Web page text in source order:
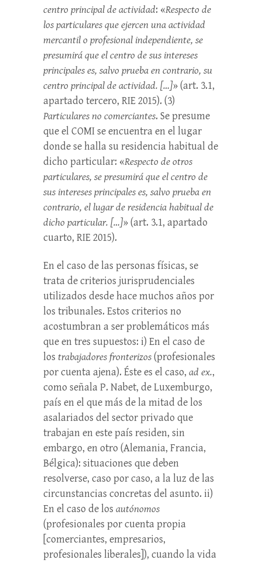
centro principal de actividad: «Respecto de
los particulares que ejercen una actividad
mercantil o profesional independiente, se
presumirá que el centro de sus intereses
principales es, salvo prueba en contrario, su
centro principal de actividad. […]» (art. 3.1,
apartado tercero, RIE 2015). (3)
Particulares no comerciantes. Se presume
que el COMI se encuentra en el lugar
donde se halla su residencia habitual de
dicho particular: «Respecto de otros
particulares, se presumirá que el centro de
sus intereses principales es, salvo prueba en
contrario, el lugar de residencia habitual de
dicho particular. […]» (art. 3.1, apartado
cuarto, RIE 2015).
En el caso de las personas físicas, se
trata de criterios jurisprudenciales
utilizados desde hace muchos años por
los tribunales. Estos criterios no
acostumbran a ser problemáticos más
que en tres supuestos: i) En el caso de
los trabajadores fronterizos(profesionales
por cuenta ajena). Éste es el caso, ad ex.,
como señala P. Nabet, de Luxemburgo,
país en el que más de la mitad de los
asalariados del sector privado que
trabajan en este país residen, sin
embargo, en otro (Alemania, Francia,
Bélgica): situaciones que deben
resolverse, caso por caso, a la luz de las
circunstancias concretas del asunto. ii)
En el caso de los autónomos
(profesionales por cuenta propia
[comerciantes, empresarios,
profesionales liberales]), cuando la vida